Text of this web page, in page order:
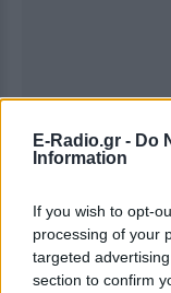
E-Radio.gr - Do
Information
If you wish to opt-
processing of your
targeted
section to confirm